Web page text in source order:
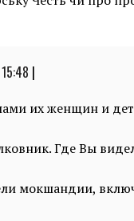
|
их женщин и
Где Вы
мокшандии,